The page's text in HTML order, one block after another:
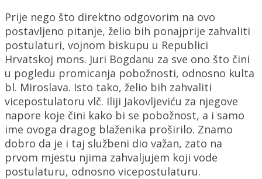
Prije nego što direktno odgovorim na ovo
postavljeno pitanje, želio bih ponajprije zahvaliti
postulaturi, vojnom biskupu u Republici
Hrvatskoj mons. Juri Bogdanu za sve ono što čini
u pogledu promicanja pobožnosti, odnosno kulta
bl. Miroslava. Isto tako, želio bih zahvaliti
vicepostulatoru vlč. Iliji Jakovljeviću za njegove
napore koje čini kako bi se pobožnost, a i samo
ime ovoga dragog blaženika proširilo. Znamo
dobro da je i taj službeni dio važan, zato na
prvom mjestu njima zahvaljujem koji vode
postulaturu, odnosno vicepostulaturu.